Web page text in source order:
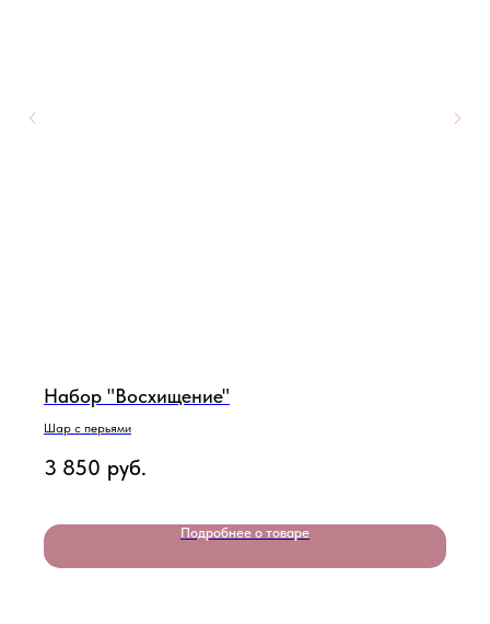
Набор "Восхищение"
Шар с перьями
3 850 руб.
Подробнее о товаре